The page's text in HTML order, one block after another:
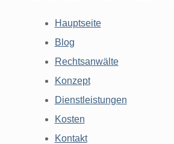
Hauptseite
Blog
Rechtsanwälte
Konzept
Dienstleistungen
Kosten
Kontakt